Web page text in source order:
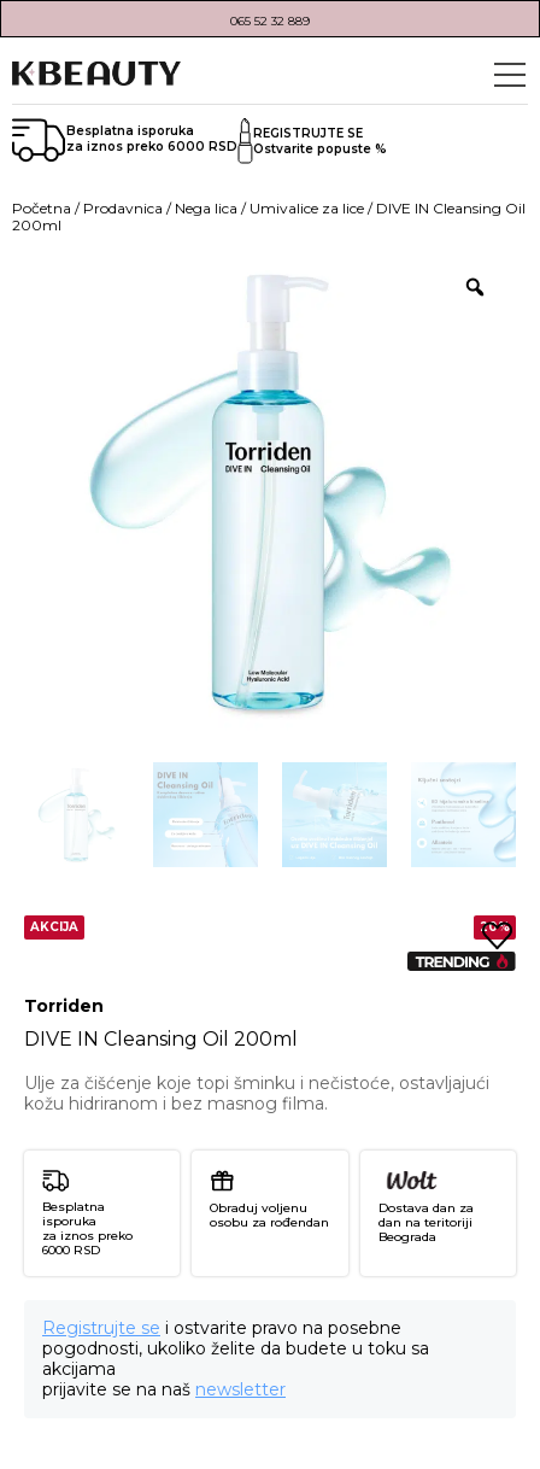
065 52 32 889
Besplatna isporuka
za iznos preko 6000 RSD
REGISTRUJTE SE
Ostvarite popuste %
Početna / Prodavnica / Nega lica / Umivalice za lice / DIVE IN Cleansing Oil
200ml
AKCIJA 20%
Torriden
DIVE IN Cleansing Oil 200ml
Ulje za čišćenje koje topi šminku i nečistoće, ostavljajući
kožu hidriranom i bez masnog filma.
Besplatna
isporuka
za iznos preko
6000 RSD
Obraduj voljenu
osobu za rođendan
Dostava dan za
dan na teritoriji
Beograda
Registrujte se i ostvarite pravo na posebne
pogodnosti, ukoliko želite da budete u toku sa
akcijama
prijavite se na naš newsletter